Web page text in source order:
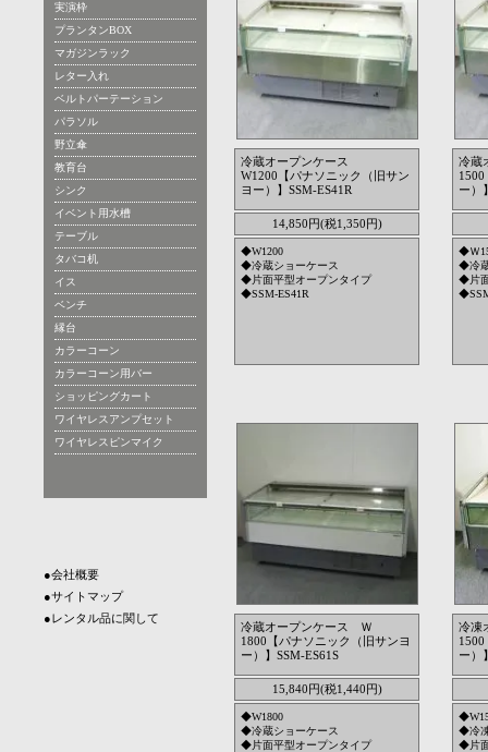
実演枠
プランタンBOX
マガジンラック
レター入れ
ベルトパーテーション
パラソル
野立傘
教育台
シンク
イベント用水槽
テーブル
タバコ机
イス
ベンチ
縁台
カラーコーン
カラーコーン用バー
ショッピングカート
ワイヤレスアンプセット
ワイヤレスピンマイク
●会社概要
●サイトマップ
●レンタル品に関して
冷蔵オープンケース
W1200【パナソニック（旧サン
ヨー）】SSM-ES41R
14,850円(税1,350円)
◆W1200
◆冷蔵ショーケース
◆片面平型オープンタイプ
◆SSM-ES41R
冷蔵
ー）
◆Ｗ
◆冷
◆片
冷蔵オープンケース Ｗ
1800【パナソニック（旧サンヨ
ー）】SSM-ES61S
15,840円(税1,440円)
◆W1800
◆冷蔵ショーケース
◆片面平型オープンタイプ
冷凍
ー）
◆冷
◆片